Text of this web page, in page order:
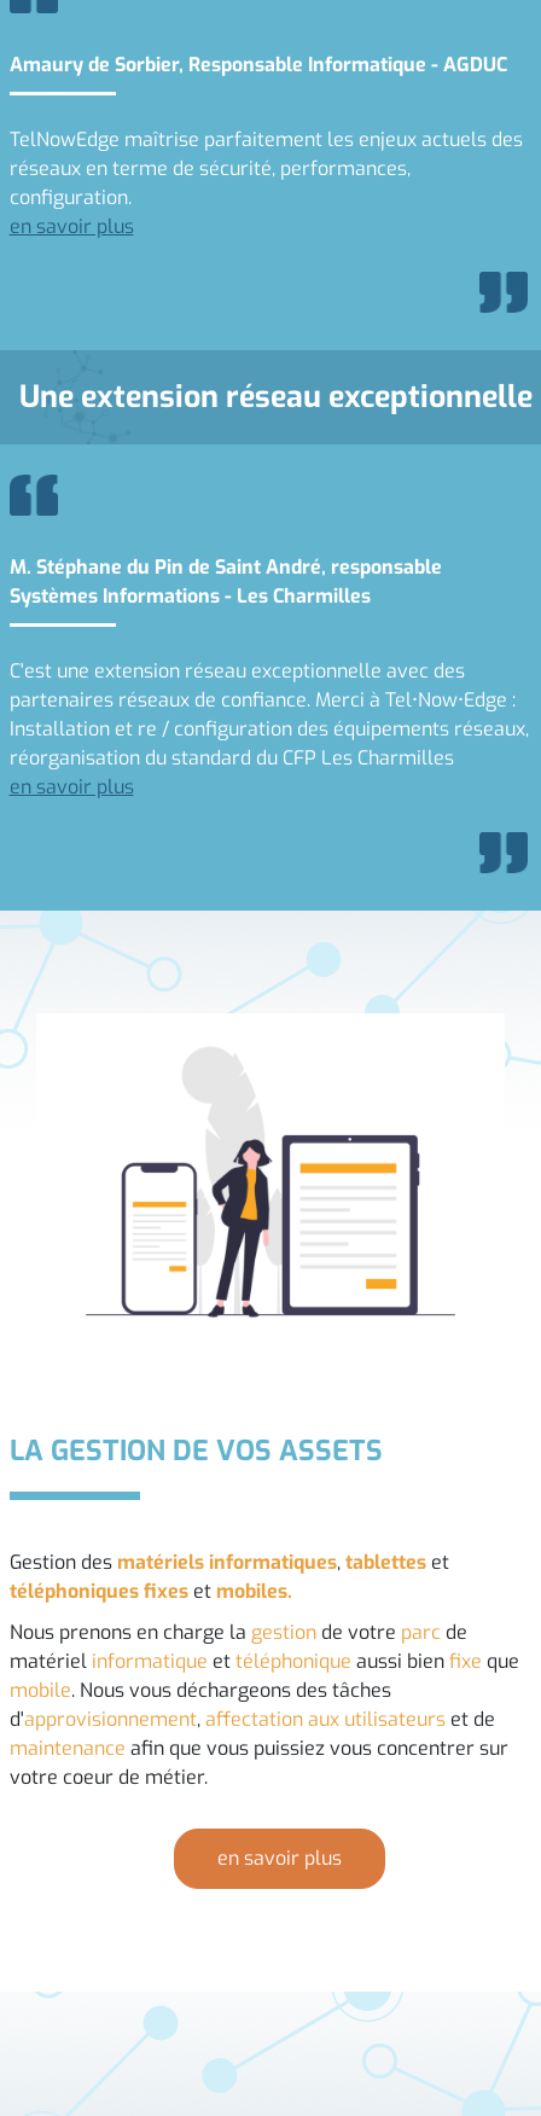
Amaury de Sorbier, Responsable Informatique - AGDUC
TelNowEdge maîtrise parfaitement les enjeux actuels des
réseaux en terme de sécurité, performances,
configuration.
en savoir plus
Une extension réseau exceptionnelle
M. Stéphane du Pin de Saint André, responsable
Systèmes Informations - Les Charmilles
C'est une extension réseau exceptionnelle avec des
partenaires réseaux de confiance. Merci à Tel•Now•Edge :
Installation et re / configuration des équipements réseaux,
réorganisation du standard du CFP Les Charmilles
en savoir plus
LA GESTION DE VOS ASSETS
Gestion des matériels informatiques,tabletteset
téléphoniques fixeset mobiles.
Nous prenons en charge la gestionde votre parcde
matériel informatique ettéléphonique aussi bienfixe que
mobile. Nous vous déchargeons des tâches
d'approvisionnement,affectation aux utilisateurset de
maintenance afin que vous puissiez vous concentrer sur
votre coeur de métier.
en savoir plus